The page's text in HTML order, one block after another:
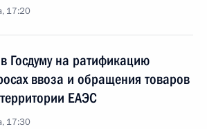
17:20
Госдуму на ратификацию
ввоза и обращения товаров
ЕАЭС
17:30